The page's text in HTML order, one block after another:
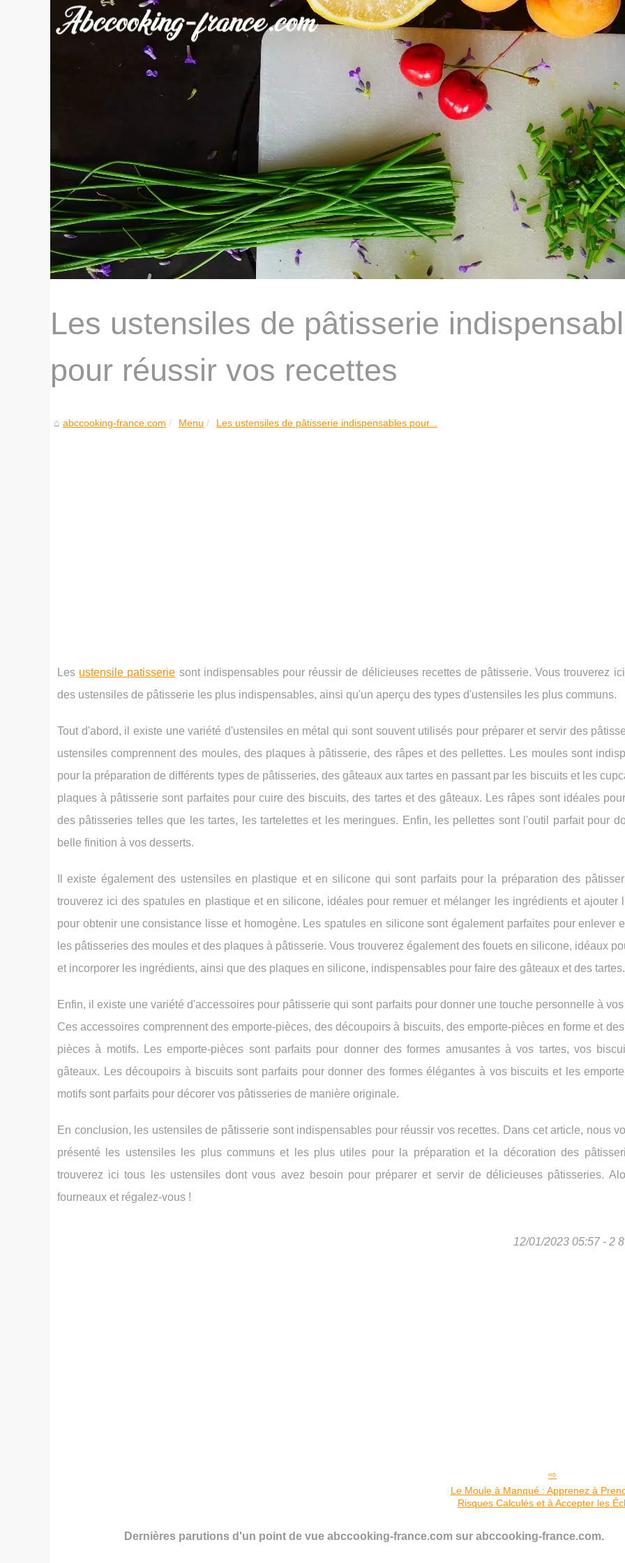
Les ustensiles de pâtisserie
pour réussir vos recettes
abccooking-france.com Menu Les ustensiles de pâtisserie indispensables pour...
Les ustensile patisserie sont indispensables pour réussir de délicieuses recettes de pâtisserie. Vous trouverez
des ustensiles de pâtisserie les plus indispensables, ainsi qu'un aperçu des types d'ustensiles les plus communs.
Tout d'abord, il existe une variété d'ustensiles en métal qui sont souvent utilisés pour préparer et servir des
ustensiles comprennent des moules, des plaques à pâtisserie, des râpes et des pellettes. Les moules sont
pour la préparation de différents types de pâtisseries, des gâteaux aux tartes en passant par les biscuits et les
plaques à pâtisserie sont parfaites pour cuire des biscuits, des tartes et des gâteaux. Les râpes sont idéales
des pâtisseries telles que les tartes, les tartelettes et les meringues. Enfin, les pellettes sont l'outil parfait pour
belle finition à vos desserts.
Il existe également des ustensiles en plastique et en silicone qui sont parfaits pour la préparation des
trouverez ici des spatules en plastique et en silicone, idéales pour remuer et mélanger les ingrédients et ajouter
pour obtenir une consistance lisse et homogène. Les spatules en silicone sont également parfaites pour enlever
les pâtisseries des moules et des plaques à pâtisserie. Vous trouverez également des fouets en silicone, idéaux
et incorporer les ingrédients, ainsi que des plaques en silicone, indispensables pour faire des gâteaux et des tartes.
Enfin, il existe une variété d'accessoires pour pâtisserie qui sont parfaits pour donner une touche personnelle à
Ces accessoires comprennent des emporte-pièces, des découpoirs à biscuits, des emporte-pièces en forme et
pièces à motifs. Les emporte-pièces sont parfaits pour donner des formes amusantes à vos tartes, vos
gâteaux. Les découpoirs à biscuits sont parfaits pour donner des formes élégantes à vos biscuits et les
motifs sont parfaits pour décorer vos pâtisseries de manière originale.
En conclusion, les ustensiles de pâtisserie sont indispensables pour réussir vos recettes. Dans cet article, nous
présenté les ustensiles les plus communs et les plus utiles pour la préparation et la décoration des
trouverez ici tous les ustensiles dont vous avez besoin pour préparer et servir de délicieuses pâtisseries.
fourneaux et régalez-vous !
12/01/2023 05:57 - 2
Le Moule à Manqué : Apprenez à
Risques Calculés et à Accepter les
Dernières parutions d'un point de vue abccooking-france.com sur abccooking-france.com.